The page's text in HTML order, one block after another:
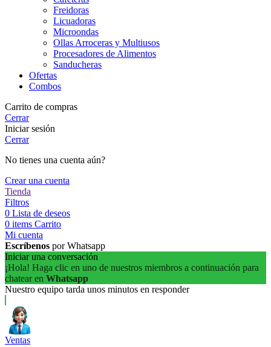
Freidoras
Licuadoras
Microondas
Ollas Arroceras y Multiusos
Procesadores de Alimentos
Sanducheras
Ofertas
Combos
Carrito de compras
Cerrar
Iniciar sesión
Cerrar
No tienes una cuenta aún?
Crear una cuenta
Tienda
Filtros
0 Lista de deseos
0 items Carrito
Mi cuenta
Escríbenos por Whatsapp
Iniciar una conversación
¡Hola! Haga clic en uno de nuestros miembros a continuación para
chatear en Whatsapp
Nuestro equipo tarda unos minutos en responder
Ventas